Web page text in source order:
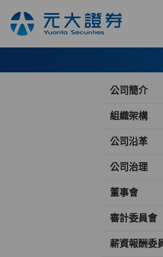
公司簡介
組織架構
公司沿革
公司治理
董事會
審計委員會
薪資報酬委